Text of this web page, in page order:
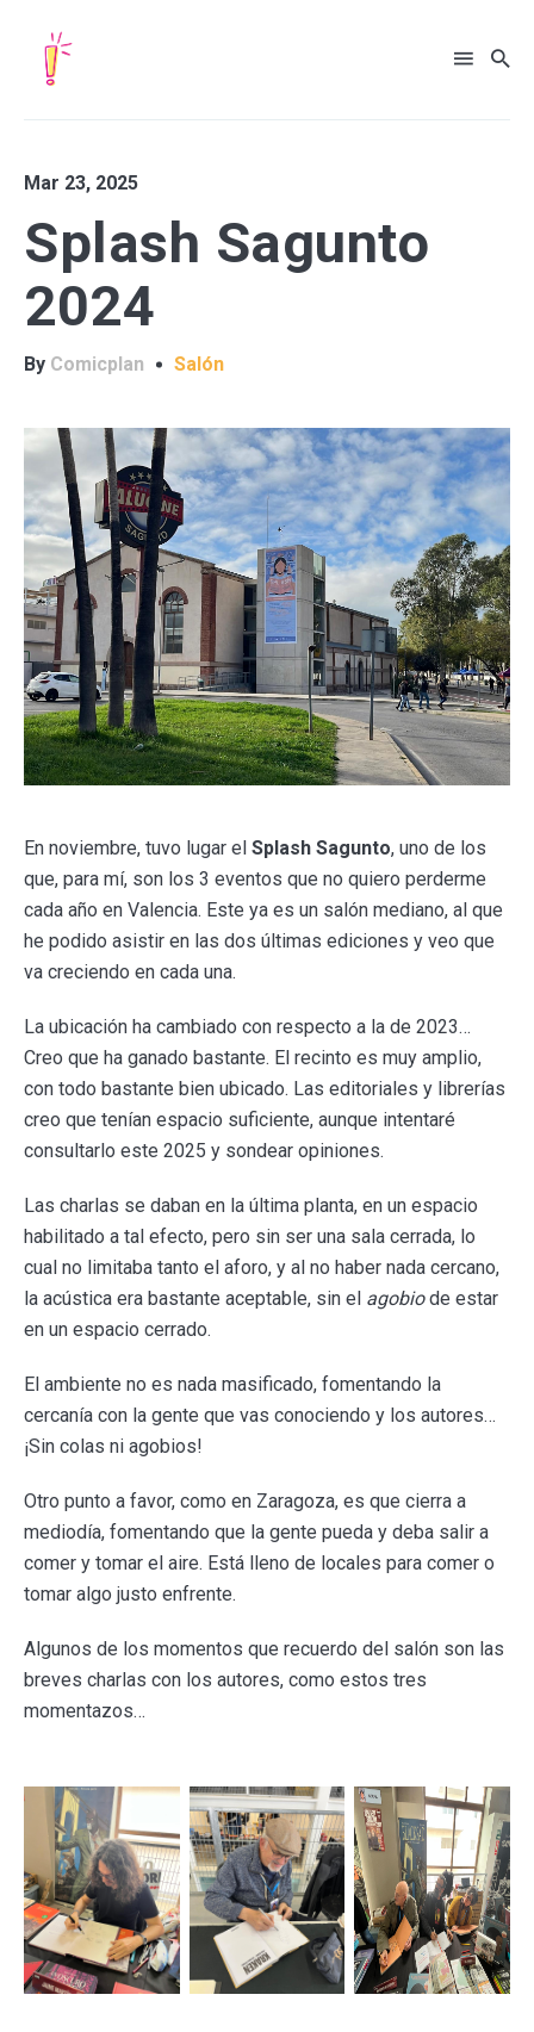
Mar 23, 2025
Splash Sagunto
2024
By Comicplan Salón
En noviembre, tuvo lugar el Splash Sagunto, uno de los
que, para mí, son los 3 eventos que no quiero perderme
cada año en Valencia. Este ya es un salón mediano, al que
he podido asistir en las dos últimas ediciones y veo que
va creciendo en cada una.
La ubicación ha cambiado con respecto a la de 2023…
Creo que ha ganado bastante. El recinto es muy amplio,
con todo bastante bien ubicado. Las editoriales y librerías
creo que tenían espacio suficiente, aunque intentaré
consultarlo este 2025 y sondear opiniones.
Las charlas se daban en la última planta, en un espacio
habilitado a tal efecto, pero sin ser una sala cerrada, lo
cual no limitaba tanto el aforo, y al no haber nada cercano,
la acústica era bastante aceptable, sin el agobiode estar
en un espacio cerrado.
El ambiente no es nada masificado, fomentando la
cercanía con la gente que vas conociendo y los autores…
¡Sin colas ni agobios!
Otro punto a favor, como en Zaragoza, es que cierra a
mediodía, fomentando que la gente pueda y deba salir a
comer y tomar el aire. Está lleno de locales para comer o
tomar algo justo enfrente.
Algunos de los momentos que recuerdo del salón son las
breves charlas con los autores, como estos tres
momentazos…
Search
for
Blog